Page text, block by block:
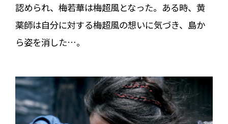
認められ、梅若華は梅超風となった。ある時、黄
薬師は自分に対する梅超風の想いに気づき、島か
ら姿を消した…。